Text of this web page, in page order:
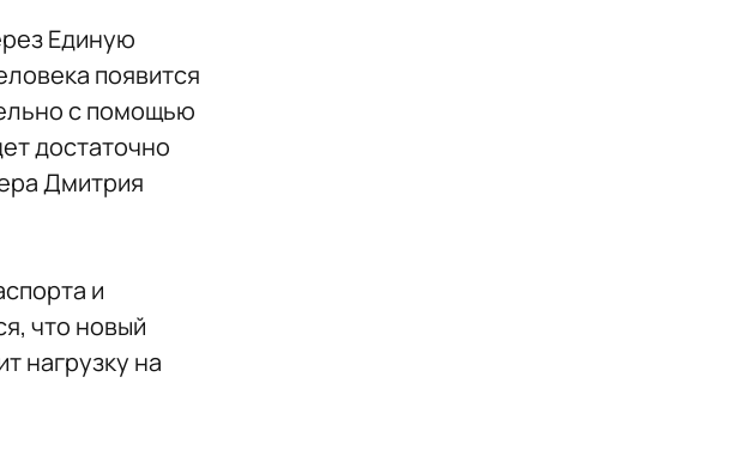
Единую
появится
с помощью
достаточно
Дмитрия
и
что новый
нагрузку на